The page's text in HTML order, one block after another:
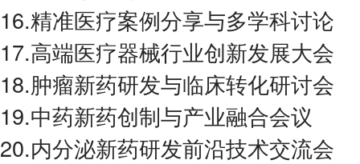
16.精准医疗案例分享与多学科讨论
17.高端医疗器械行业创新发展大会
18.肿瘤新药研发与临床转化研讨会
19.中药新药创制与产业融合会议
20.内分泌新药研发前沿技术交流会